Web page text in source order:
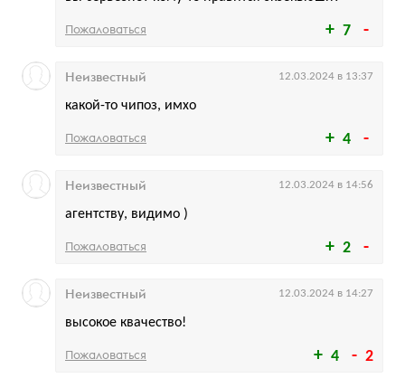
7
Пожаловаться
4
какой-то чипоз, имхо
Неизвестный 12.03.2024 в 13:37
Пожаловаться
2
агентству, видимо )
Неизвестный 12.03.2024 в 14:56
Пожаловаться
4 2
высокое квачество!
Неизвестный 12.03.2024 в 14:27
Пожаловаться